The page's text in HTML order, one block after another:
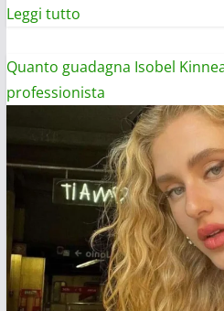
Leggi tuttoLeggi
più
su
Quanto
guadagna
Isobel
Kinnear
Caduta
Libera:
cachet
Quanto guadagna Isobel
professionista